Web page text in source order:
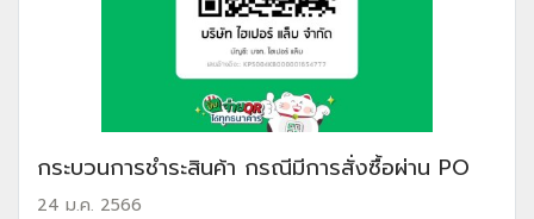
กระบวนการชำระสินค้า กรณีมีการสั่งซื้อผ่าน PO
24 ม.ค. 2566